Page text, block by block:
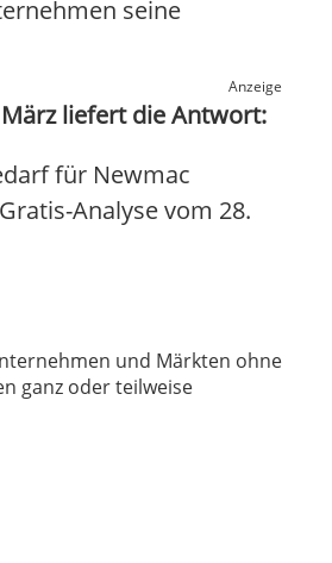
seine
Anzeige
liefert die Antwort:
für Newmac
Analyse vom 28.
und Märkten ohne
ganz oder teilweise